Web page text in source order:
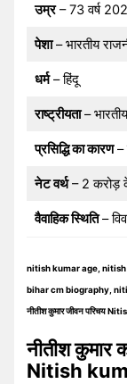
उम्र– 73 वर्ष
पेशा– भारतीय
धर्म– हिंदू
राष्ट्रीयता– भारतीय
प्रसिद्धि का कारण–
नेट वर्थ– 2 करोड़
वैवाहिक स्थिति–
nitish kumar age,
bihar cm biography,
नीतीश कुमार जीवन परिचय
नीतीश कुमार
Nitish